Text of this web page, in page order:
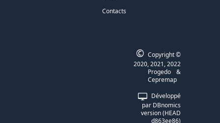
Contacts
Développé
par DBnomics
version(HEAD
d863ee86)
© Copyright ©
2020, 2021, 2022
Progedo
&
Cepremap